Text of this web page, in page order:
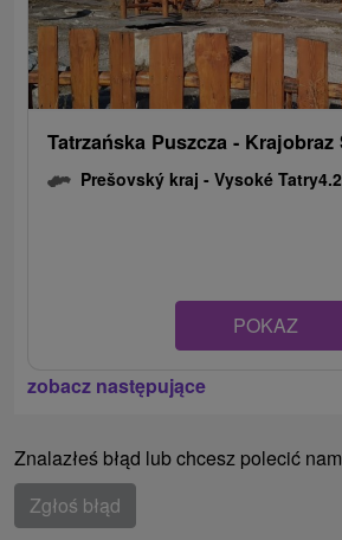
Tatrzańska Puszcza -
Prešovský kraj -Vysoké Tatry
POKAZ
zobacz następujące
Znalazłeś błąd lub chcesz polecić
Zgłoś błąd